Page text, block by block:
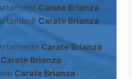
Carate Brianza
Carate Brianza
Carate Brianza
Carate Brianza
Carate Brianza